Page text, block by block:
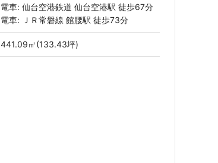
電車: 仙台空港鉄道 仙台空港駅 徒歩67分
電車: ＪＲ常磐線 館腰駅 徒歩73分
441.09㎡(133.43坪)